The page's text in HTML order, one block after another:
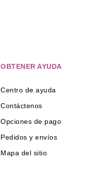
OBTENER AYUDA
Centro de ayuda
Contáctenos
Opciones de pago
Pedidos y envíos
Mapa del sitio